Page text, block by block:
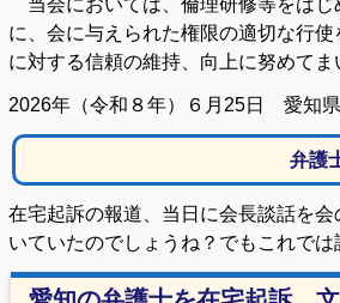
当会においては、倫理研修等をはじ
に、会に与えられた権限の適切な行
に対する信頼の維持、向上に努めて
2026年（令和８年）６月25日 愛知
弁護
在宅起訴の報道、当日に会長談話を
いていたのでしょうね？でもこれで